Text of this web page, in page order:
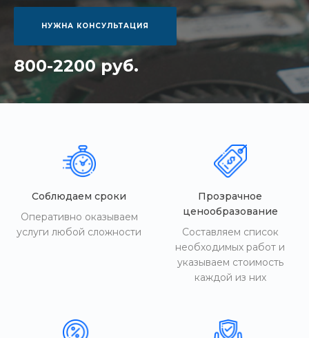
НУЖНА КОНСУЛЬТАЦИЯ
800-2200 руб.
Соблюдаем сроки
Оперативно оказываем
услуги любой сложности
Прозрачное
ценообразование
Составляем список
необходимых работ и
указываем стоимость
каждой из них